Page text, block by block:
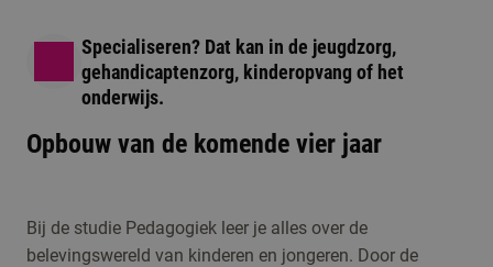
Specialiseren? Dat kan in de jeugdzorg,
gehandicaptenzorg, kinderopvang of het
onderwijs.
Opbouw van de komende vier jaar
Bij de studie Pedagogiek leer je alles over de
belevingswereld van kinderen en jongeren. Door de